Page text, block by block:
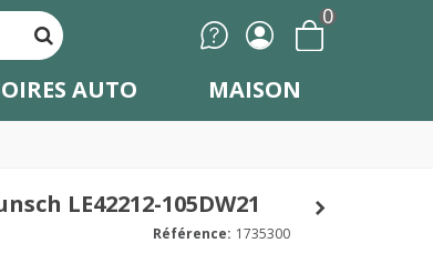
0
AUTO MAISON
LE42212-105DW21
Référence: 1735300